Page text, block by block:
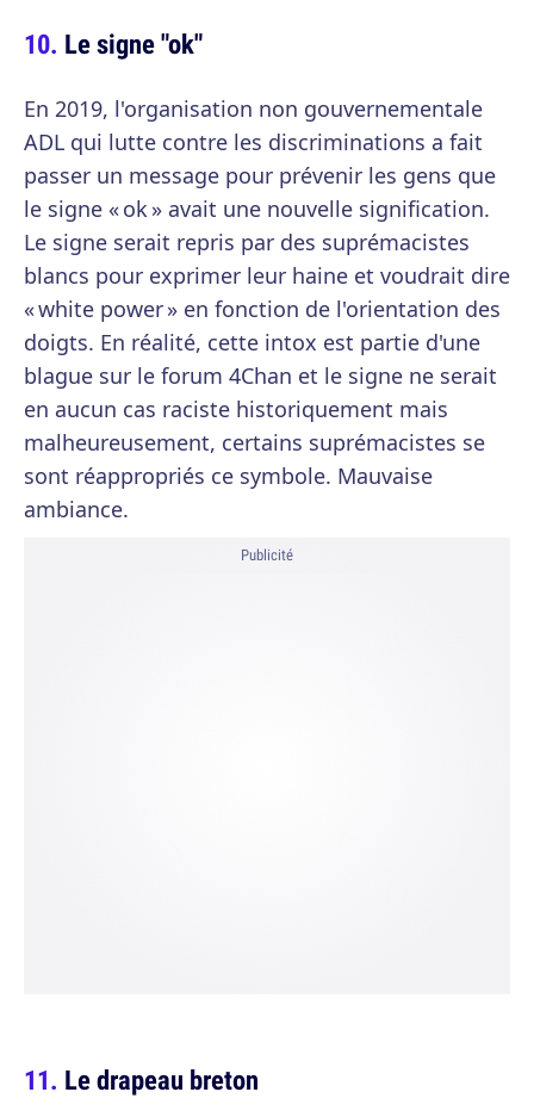
Le signe "ok"
En 2019, l'organisation non gouvernementale
ADL qui lutte contre les discriminations a fait
passer un message pour prévenir les gens que
le signe « ok » avait une nouvelle signification.
Le signe serait repris par des suprémacistes
blancs pour exprimer leur haine et voudrait dire
« white power » en fonction de l'orientation des
doigts. En réalité, cette intox est partie d'une
blague sur le forum 4Chan et le signe ne serait
en aucun cas raciste historiquement mais
malheureusement, certains suprémacistes se
sont réappropriés ce symbole. Mauvaise
ambiance.
Publicité
Le drapeau breton